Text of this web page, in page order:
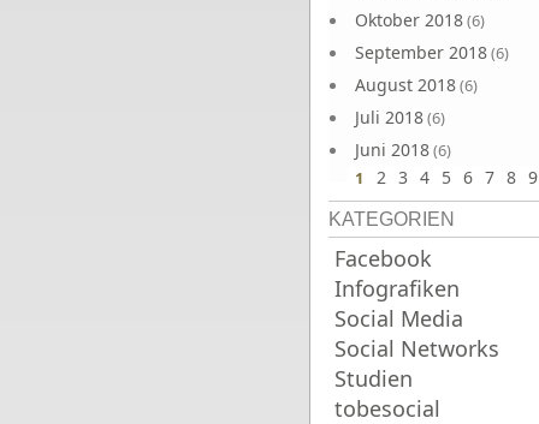
Oktober 2018(6)
September 2018(6)
August 2018(6)
Juli 2018(6)
Juni 2018(6)
1 2 3 4 5 6 7 8 9
KATEGORIEN
Facebook
Infografiken
Social Media
Social Networks
Studien
tobesocial